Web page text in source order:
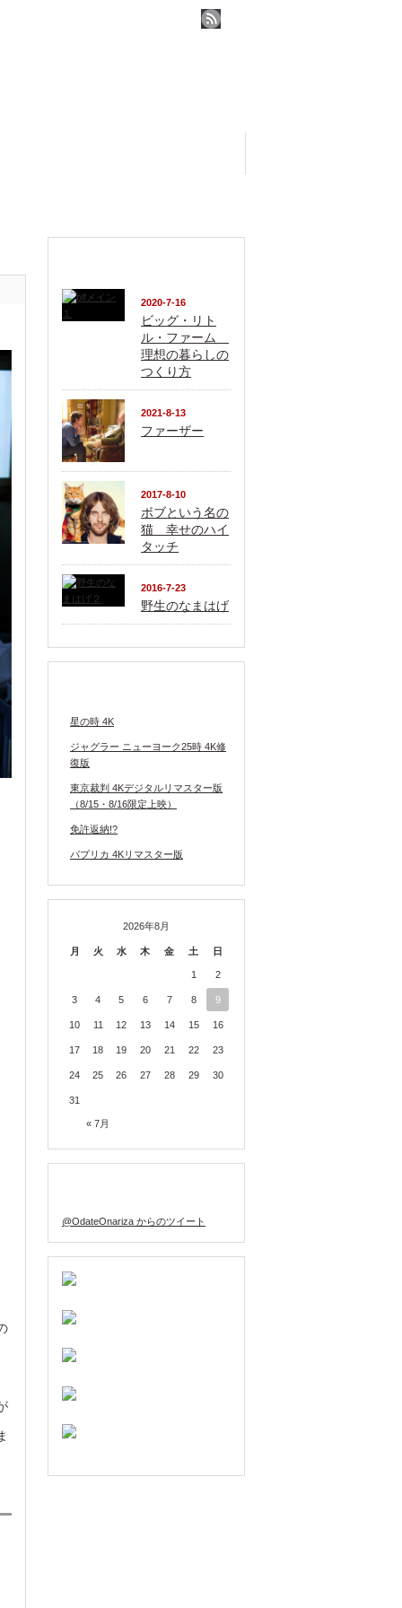
2020-7-16
ビッグ・リト
ル・ファーム
理想の暮らしの
つくり方
2021-8-13
ファーザー
2017-8-10
ボブという名の
猫 幸せのハイ
タッチ
2016-7-23
野生のなまはげ
星の時 4K
ジャグラー ニューヨーク25時 4K修
復版
東京裁判 4Kデジタルリマスター版
（8/15・8/16限定上映）
免許返納!?
パプリカ 4Kリマスター版
2026年8月
月 火 水 木 金 土 日
« 7月
1 2
3 4 5 6 7 8 9
10 11 12 13 14 15 16
17 18 19 20 21 22 23
24 25 26 27 28 29 30
31
@OdateOnariza からのツイート